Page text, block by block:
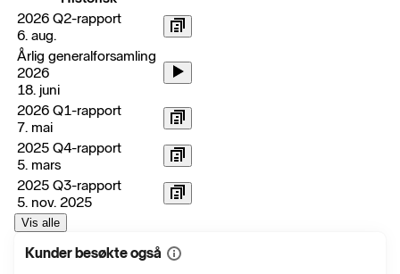
2026 Q2-rapport
6. aug.
Årlig generalforsamling
2026
18. juni
2026 Q1-rapport
7. mai
2025 Q4-rapport
5. mars
2025 Q3-rapport
5. nov. 2025
Vis alle
Kunder besøkte også Vis